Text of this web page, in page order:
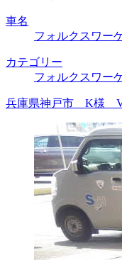
車名
フォルクスワー
カテゴリー
フォルクスワー
兵庫県神戸市 K様